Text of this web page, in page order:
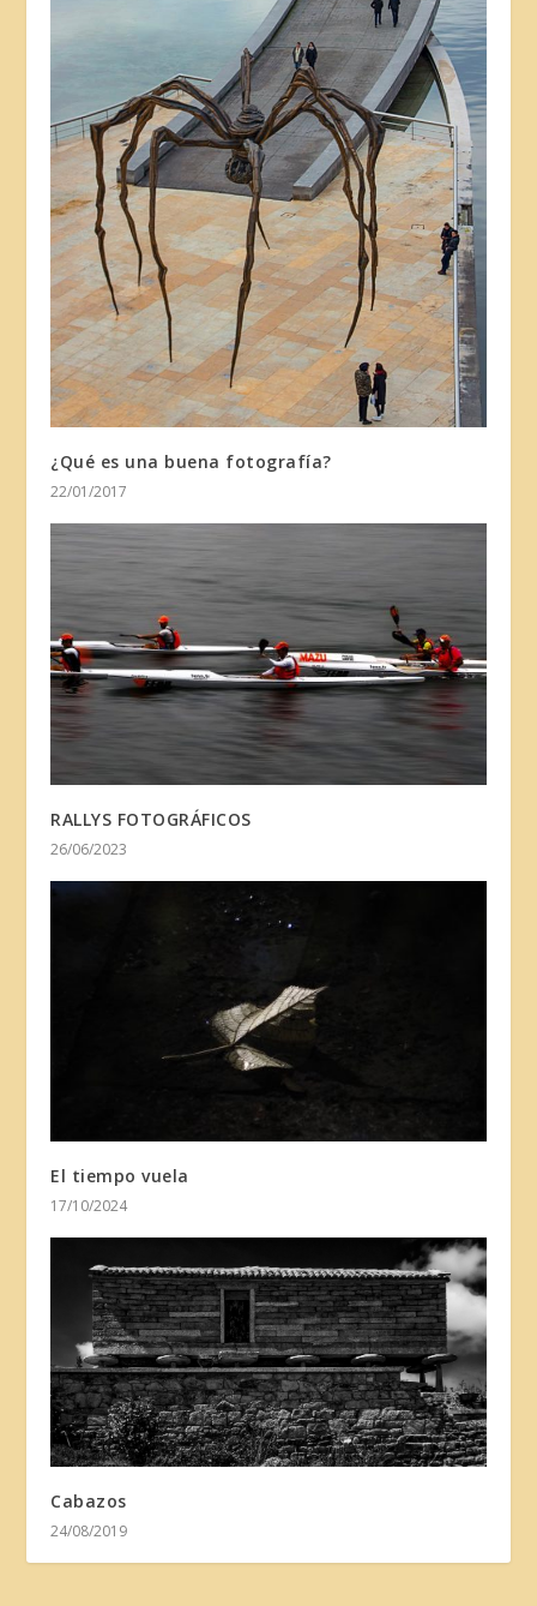
¿Qué es una buena fotografía?
22/01/2017
RALLYS FOTOGRÁFICOS
26/06/2023
El tiempo vuela
17/10/2024
Cabazos
24/08/2019